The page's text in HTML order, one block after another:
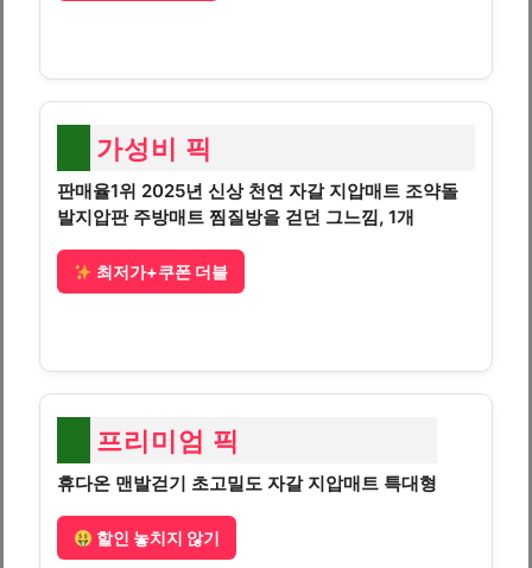
가성비 픽
판매율1위 2025년 신상 천연 자갈 지압매트 조약돌
발지압판 주방매트 찜질방을 걷던 그느낌, 1개
최저가+쿠폰 더블
프리미엄 픽
휴다온 맨발걷기 초고밀도 자갈 지압매트 특대형
할인 놓치지 않기